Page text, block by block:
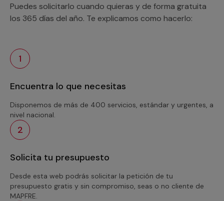
Puedes solicitarlo cuando quieras y de forma gratuita
los 365 días del año. Te explicamos como hacerlo:
1
Encuentra lo que necesitas
Disponemos de más de 400 servicios, estándar y urgentes, a
nivel nacional.
2
Solicita tu presupuesto
Desde esta web podrás solicitar la petición de tu
presupuesto gratis y sin compromiso, seas o no cliente de
MAPFRE.